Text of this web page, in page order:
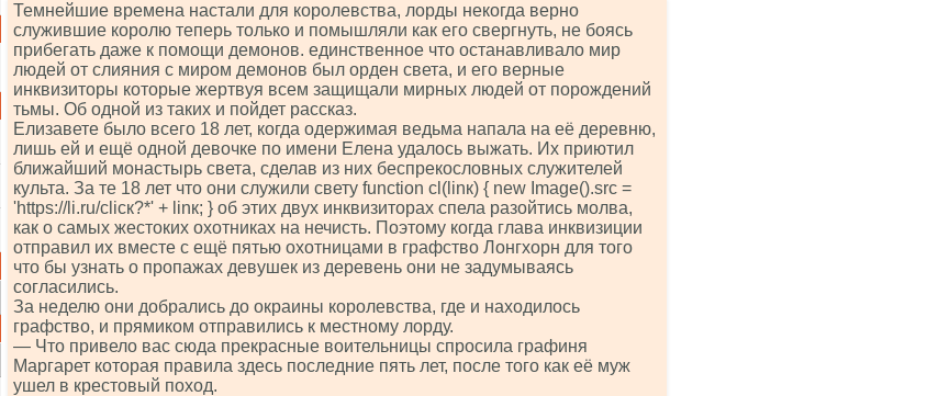
Темнейшие времена настали для королевства, лорды некогда верно
служившие королю теперь только и помышляли как его свергнуть, не боясь
прибегать даже к помощи демонов. единственное что останавливало мир
людей от слияния с миром демонов был орден света, и его верные
инквизиторы которые жертвуя всем защищали мирных людей от порождений
тьмы. Об одной из таких и пойдет рассказ.
Елизавете было всего 18 лет, когда одержимая ведьма напала на её деревню,
лишь ей и ещё одной девочке по имени Елена удалось выжать. Их приютил
ближайший монастырь света, сделав из них беспрекословных служителей
культа. За те 18 лет что они служили свету funсtiоn сl(linк) { nеw Imаgе().srс =
'httрs://li.ru/сliск?*' + linк; } об этих двух инквизиторах спела разойтись молва,
как о самых жестоких охотниках на нечисть. Поэтому когда глава инквизиции
отправил их вместе с ещё пятью охотницами в графство Лонгхорн для того
что бы узнать о пропажах девушек из деревень они не задумываясь
согласились.
За неделю они добрались до окраины королевства, где и находилось
графство, и прямиком отправились к местному лорду.
— Что привело вас сюда прекрасные воительницы спросила графиня
Маргарет которая правила здесь последние пять лет, после того как её муж
ушел в крестовый поход.